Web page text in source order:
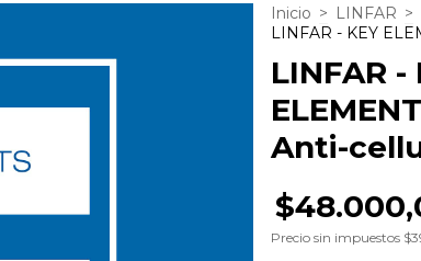
Inicio > LINFAR >
LINFAR - KEY
LINFAR -
Anti-
Precio sin impuestos